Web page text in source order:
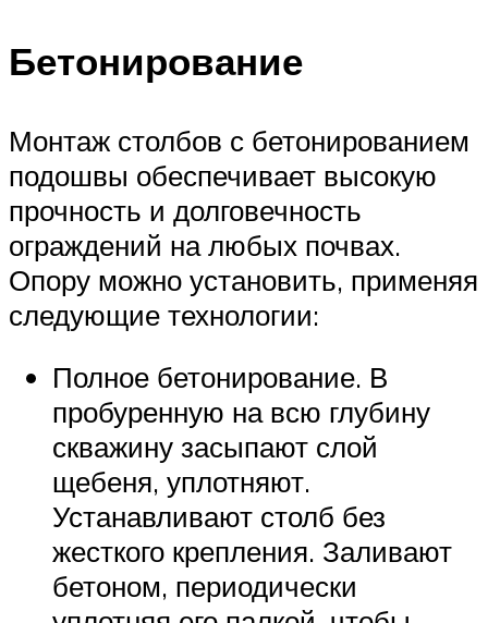
Бетонирование
Монтаж столбов с бетонированием
подошвы обеспечивает высокую
прочность и долговечность
ограждений на любых почвах.
Опору можно установить, применяя
следующие технологии:
Полное бетонирование. В
пробуренную на всю глубину
скважину засыпают слой
щебеня, уплотняют.
Устанавливают столб без
жесткого крепления. Заливают
бетоном, периодически